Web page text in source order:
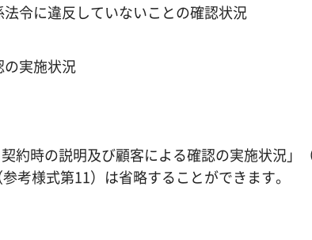
令に違反していないことの確認状況
実施状況
約時の説明及び顧客による確認の実施状況」
考様式第11）は省略することができます。